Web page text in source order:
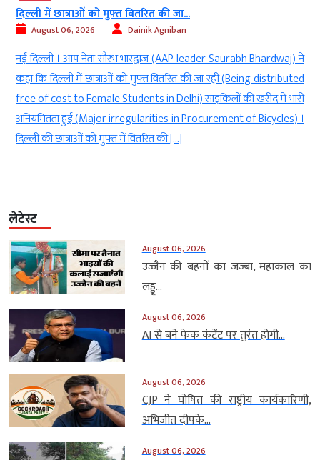
दिल्ली में छात्राओं को मुफ्त वितरित की जा...
August 06, 2026 Dainik Agniban
नई दिल्ली । आप नेता सौरभ भारद्वाज (AAP leader Saurabh Bhardwaj) ने
कहा कि दिल्ली में छात्राओं को मुफ्त वितरित की जा रही (Being distributed
free of cost to Female Students in Delhi) साइकिलों की खरीद में भारी
अनियमितता हुई (Major irregularities in Procurement of Bicycles) ।
दिल्ली की छात्राओं को मुफ्त में वितरित की […]
लेटेस्ट
August 06, 2026
उज्जैन की बहनों का जज्बा, महाकाल का
लड्डू...
August 06, 2026
AI से बने फेक कंटेंट पर तुरंत होगी...
August 06, 2026
CJP ने घोषित की राष्ट्रीय कार्यकारिणी,
अभिजीत दीपके...
August 06, 2026